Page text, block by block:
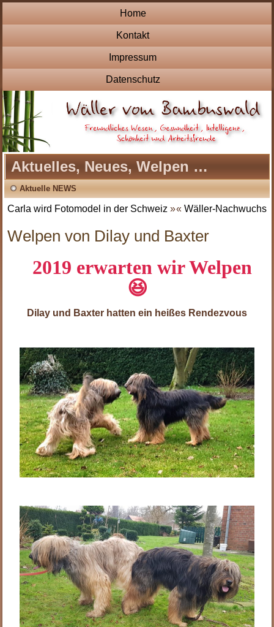
Home
Kontakt
Impressum
Datenschutz
Aktuelles, Neues, Welpen …
Aktuelle NEWS
Carla wird Fotomodel in der Schweiz »« Wäller-Nachwuchs
Welpen von Dilay und Baxter
2019 erwarten wir Welpen
😆
Dilay und Baxter hatten ein heißes Rendezvous